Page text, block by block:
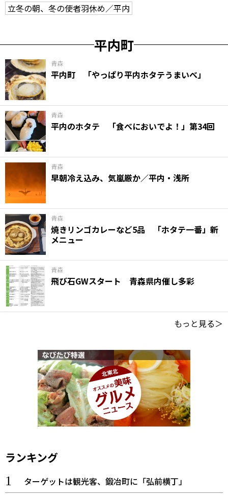
立冬の朝、冬の使者羽休め／平内
平内町
青森
平内町 「やっぱり平内ホタテうまいべ」
青森
平内のホタテ 「食べにおいでよ！」第34回
青森
早朝冷え込み、気嵐厳か／平内・浅所
青森
焼きリンゴカレーなど5品 「ホタテ一番」新
メニュー
青森
飛び石GWスタート 青森県内催し多彩
もっと見る＞
ランキング
ターゲットは観光客、鍛冶町に「弘前横丁」